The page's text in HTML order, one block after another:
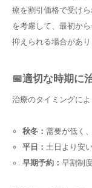
療を割引価格で受け
を考慮して、最初か
抑えられる場合があり
📅適切な時期に
治療のタイミングに
秋冬： 需要が低く
平日： 土日より安
早期予約： 早割制